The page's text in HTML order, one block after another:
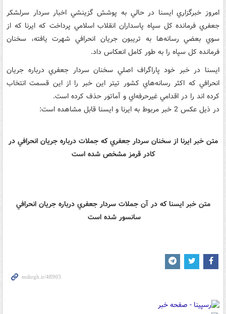
امروز خبرگزاري ايسنا در حالي به پوشش گزينشي اخبار سردار سرلشکر
جعفري فرمانده کل سپاه پاسداران انقلاب اسلامي پرداخت که ايرنا که از
سوي بعضي رسانه‌ها به تريبون جريان انحرافي شهرت يافته، سخنان
فرمانده کل سپاه را به طور کامل انعکاس داد.
ايسنا در خبر خود پاراگراف اصلي سخنان سردار جعفري درباره جريان
انحرافي که اکثر رسانه‌هاي کشور تيتر اين خبر را از اين قسمت انتخاب
کرده اند را در اقدامي غيرحرفه‌اي و آماتور حذف کرده است.
در ذيل عکس 2 خبر مربوط به ايرنا و ايسنا قابل مشاهده است:
متن خبر ايرنا از سخنان سردار جعفري که جملات درباره جريان انحرافي در
کادر قرمز مشخص شده است
متن خبر ايسنا که در آن جملات سردار جعفري درباره جريان انحرافي
سانسور شده است